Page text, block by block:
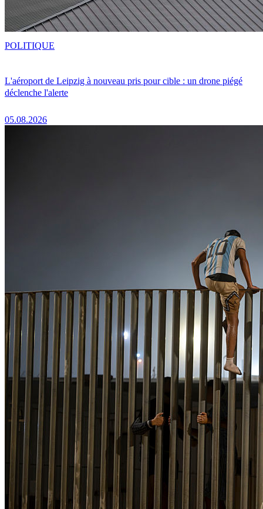
L'aéroport de Leipzig à nouveau pris pour cible : un drone piégé
déclenche l'alerte
05.08.2026
POLITIQUE